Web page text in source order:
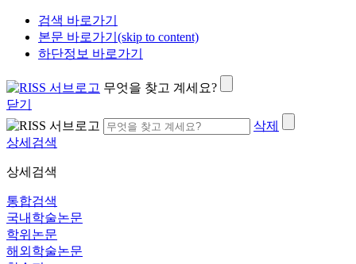
검색 바로가기
본문 바로가기(skip to content)
하단정보 바로가기
무엇을 찾고 계세요?
닫기
삭제
상세검색
상세검색
통합검색
국내학술논문
학위논문
해외학술논문